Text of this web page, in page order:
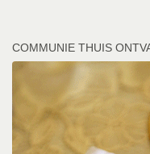
COMMUNIE THUIS